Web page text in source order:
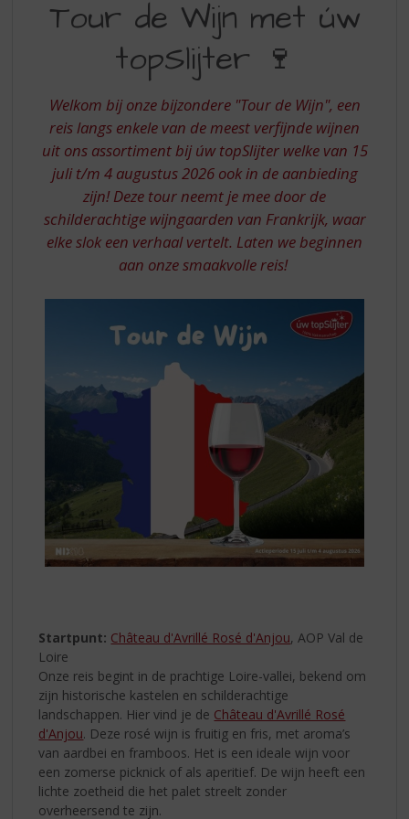
DE
UW
TOPSLIJTER
Tour de Wijn met úw
topSlijter 🍷
Welkom bij onze bijzondere "Tour de Wijn", een
reis langs enkele van de meest verfijnde wijnen
uit ons assortiment bij úw topSlijter welke van 15
juli t/m 4 augustus 2026 ook in de aanbieding
zijn! Deze tour neemt je mee door de
schilderachtige wijngaarden van Frankrijk, waar
elke slok een verhaal vertelt. Laten we beginnen
aan onze smaakvolle reis!
Startpunt: Château d'Avrillé Rosé d'Anjou, AOP Val de
Loire
Onze reis begint in de prachtige Loire-vallei, bekend om
zijn historische kastelen en schilderachtige
landschappen. Hier vind je de Château d'Avrillé Rosé
d'Anjou. Deze rosé wijn is fruitig en fris, met aroma’s
van aardbei en framboos. Het is een ideale wijn voor
een zomerse picknick of als aperitief. De wijn heeft een
lichte zoetheid die het palet streelt zonder
overheersend te zijn.